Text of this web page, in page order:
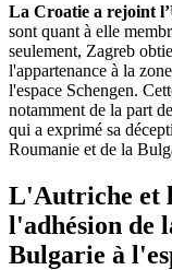
La Croatie a rejoint
sont quant à elle
seulement, Zagreb
l'appartenance à la
l'espace Schengen.
notamment de la part
qui a exprimé sa
Roumanie et de la
L'Autriche et
l'adhésion de
Bulgarie à